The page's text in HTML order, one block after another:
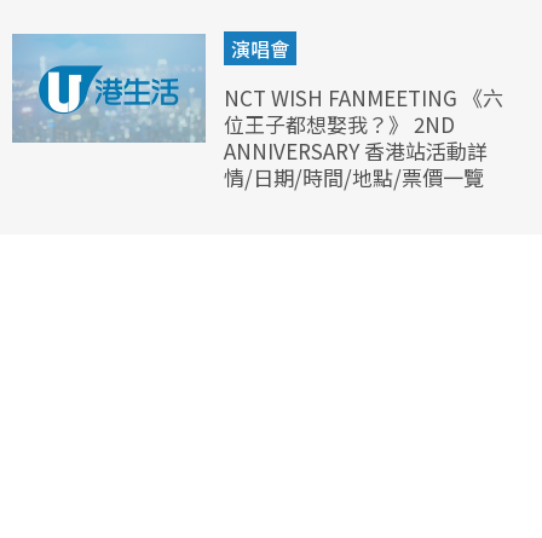
演唱會
NCT WISH FANMEETING 《六
位王子都想娶我？》 2ND
ANNIVERSARY 香港站活動詳
情/日期/時間/地點/票價一覽